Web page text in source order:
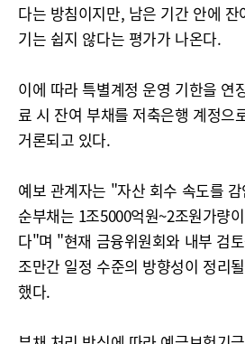
다는 방침이지만, 남은 기간 안에
기는 쉽지 않다는 평가가 나온다.
이에 따라 특별계정 운영 기한을 연
료 시 잔여 부채를 저축은행 계정으
거론되고 있다.
예보 관계자는 "자산 회수 속도를
순부채는 1조5000억원~2조원가량
다"며 "현재 금융위원회와 내부 검
조만간 일정 수준의 방향성이 정리
했다.